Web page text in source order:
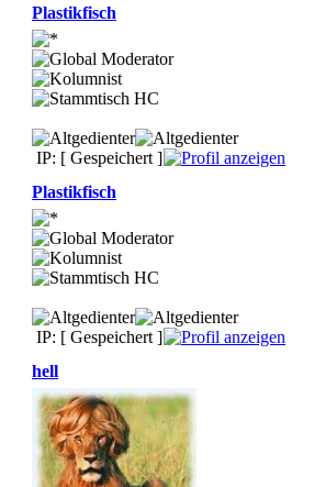
Plastikfisch
IP: [ Gespeichert ]
Plastikfisch
IP: [ Gespeichert ]
hell